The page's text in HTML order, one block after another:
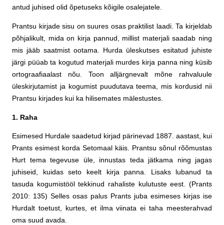
antud juhised olid õpetuseks kõigile osalejatele.
Prantsu kirjade sisu on suures osas praktilist laadi. Ta kirjeldab
põhjalikult, mida on kirja pannud, millist materjali saadab ning
mis jääb saatmist ootama. Hurda üleskutses esitatud juhiste
järgi püüab ta kogutud materjali murdes kirja panna ning küsib
ortograafiaalast nõu. Toon alljärgnevalt mõne rahvaluule
üleskirjutamist ja kogumist puudutava teema, mis kordusid nii
Prantsu kirjades kui ka hilisemates mälestustes.
1. Raha
Esimesed Hurdale saadetud kirjad pärinevad 1887. aastast, kui
Prants esimest korda Setomaal käis. Prantsu sõnul rõõmustas
Hurt tema tegevuse üle, innustas teda jätkama ning jagas
juhiseid, kuidas seto keelt kirja panna. Lisaks lubanud ta
tasuda kogumistööl tekkinud rahaliste kulutuste eest. (Prants
2010: 135) Selles osas palus Prants juba esimeses kirjas ise
Hurdalt toetust, kurtes, et ilma viinata ei taha meesterahvad
oma suud avada.